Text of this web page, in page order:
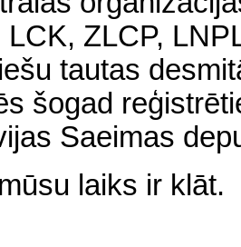
LCK, ZLCP,
tautas
šogad
Saeimas
laiks ir klāt.